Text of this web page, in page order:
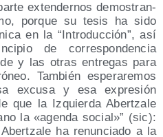
exten­der­nos demos­tran­
por­que su tesis ha sido
en la
Intro­duc­ción , así
de corres­pon­den­cia
y las otras entre­gas para
Tam­bién espe­ra­re­mos
excu­sa y esa expre­sión
que la Izquier­da Aber­tza­le
la agen­da social
(sic):
ha renun­cia­do a la